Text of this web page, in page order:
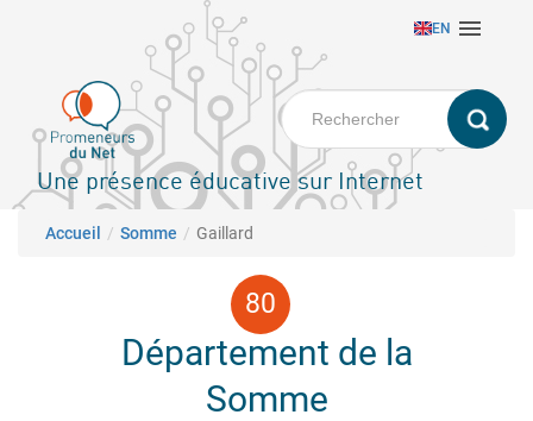
principal
EN 
Une présence éducative sur Internet
Fil d'Ariane
Accueil Somme Gaillard
Département de la
Somme